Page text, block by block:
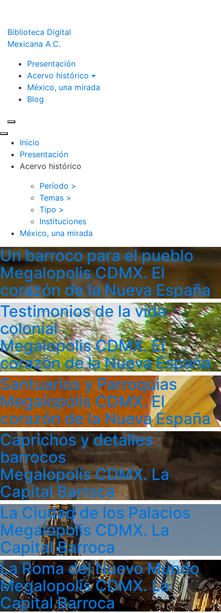
Biblioteca Digital
Mexicana A.C.
Presentación
Acervo histórico
México, una mirada
Blog
Inicio
Presentación
Acervo histórico
Período >
Temas >
Tipo >
Instituciones
México, una mirada
Un barroco para el pueblo
Megalopolis CDMX. El
corazón de la Nueva España
Testimonios de la vida
colonial
Megalopolis CDMX. El
corazón de la Nueva España
Santuarios y Parroquias
Megalopolis CDMX. El
corazón de la Nueva España
Caprichos y detalles
barrocos
Megalopolis CDMX. La
Capital Barroca
La Ciudad de los Palacios
Megalopolis CDMX. La
Capital Barroca
La Roma del Nuevo Mundo
Megalopolis CDMX. La
Capital Barroca